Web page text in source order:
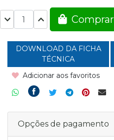
Comprar
DOWNLOAD DA FICHA
TÉCNICA
Adicionar aos favoritos
Opções de pagamento